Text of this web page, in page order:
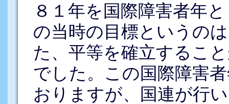
８１年を国際障害者年
の当時の目標というの
た、平等を確立するこ
でした。この国際障害
おりますが、国連が行